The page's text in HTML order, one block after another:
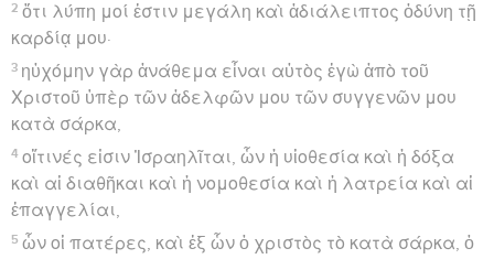
2 ὅτι λύπη μοί ἐστιν μεγάλη καὶ ἀδιάλειπτος ὀδύνη τῇ
καρδίᾳ μου·
3 ηὐχόμην γὰρ ἀνάθεμα εἶναι αὐτὸς ἐγὼ ἀπὸ τοῦ
Χριστοῦ ὑπὲρ τῶν ἀδελφῶν μου τῶν συγγενῶν μου
κατὰ σάρκα,
4 οἵτινές εἰσιν Ἰσραηλῖται, ὧν ἡ υἱοθεσία καὶ ἡ δόξα
καὶ αἱ διαθῆκαι καὶ ἡ νομοθεσία καὶ ἡ λατρεία καὶ αἱ
ἐπαγγελίαι,
5 ὧν οἱ πατέρες, καὶ ἐξ ὧν ὁ χριστὸς τὸ κατὰ σάρκα, ὁ